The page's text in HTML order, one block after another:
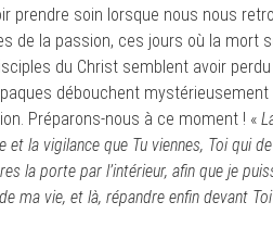
soin lorsque nous nous
la passion, ces jours où la mort
du Christ semblent avoir
débouchent
Préparons-nous à ce moment ! «
la vigilance que Tu viennes, Toi qui
la porte par l’intérieur, afin que je
ma vie, et là, répandre enfin devant